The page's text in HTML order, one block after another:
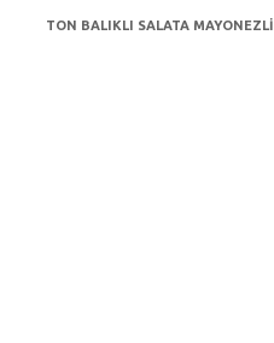
TON BALIKLI SALATA MAYONEZLI